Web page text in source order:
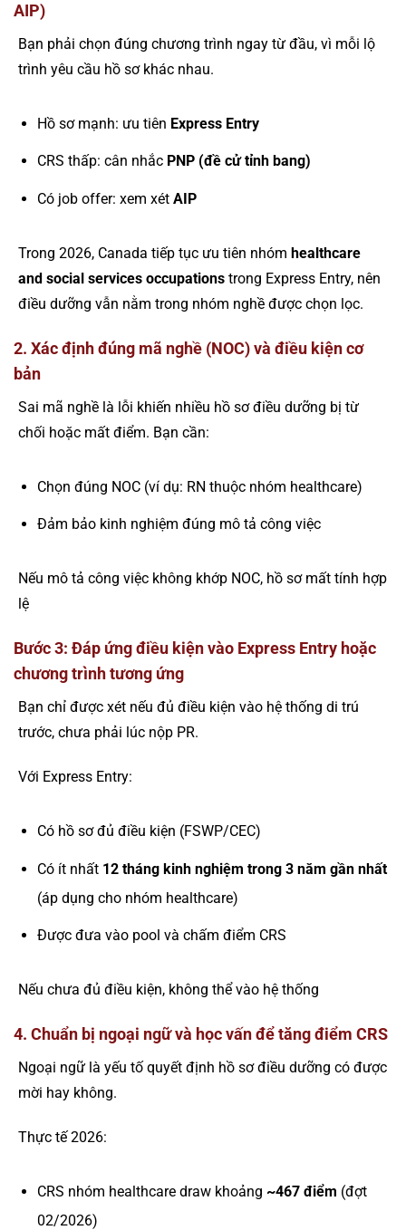
AIP)
Bạn phải chọn đúng chương trình ngay từ đầu, vì mỗi lộ
trình yêu cầu hồ sơ khác nhau.
Hồ sơ mạnh: ưu tiên Express Entry
CRS thấp: cân nhắc PNP (đề cử tỉnh bang)
Có job offer: xem xét AIP
Trong 2026, Canada tiếp tục ưu tiên nhóm healthcare
and social services occupations trong Express Entry, nên
điều dưỡng vẫn nằm trong nhóm nghề được chọn lọc.
2. Xác định đúng mã nghề (NOC) và điều kiện cơ
bản
Sai mã nghề là lỗi khiến nhiều hồ sơ điều dưỡng bị từ
chối hoặc mất điểm. Bạn cần:
Chọn đúng NOC (ví dụ: RN thuộc nhóm healthcare)
Đảm bảo kinh nghiệm đúng mô tả công việc
Nếu mô tả công việc không khớp NOC, hồ sơ mất tính hợp
lệ
Bước 3: Đáp ứng điều kiện vào Express Entry hoặc
chương trình tương ứng
Bạn chỉ được xét nếu đủ điều kiện vào hệ thống di trú
trước, chưa phải lúc nộp PR.
Với Express Entry:
Có hồ sơ đủ điều kiện (FSWP/CEC)
Có ít nhất 12 tháng kinh nghiệm trong 3 năm gần nhất
(áp dụng cho nhóm healthcare)
Được đưa vào pool và chấm điểm CRS
Nếu chưa đủ điều kiện, không thể vào hệ thống
4. Chuẩn bị ngoại ngữ và học vấn để tăng điểm CRS
Ngoại ngữ là yếu tố quyết định hồ sơ điều dưỡng có được
mời hay không.
Thực tế 2026:
CRS nhóm healthcare draw khoảng ~467 điểm (đợt
02/2026)